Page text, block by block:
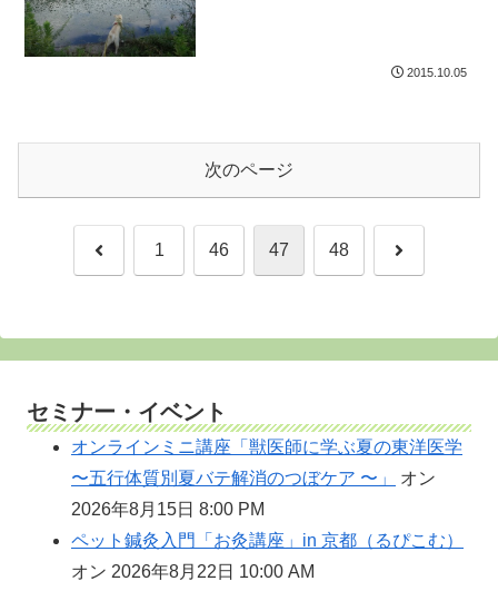
2015.10.05
次のページ
前 1 46 47 48 次
セミナー・イベント
オンラインミニ講座「獣医師に学ぶ夏の東洋医学
〜五行体質別夏バテ解消のつぼケア 〜」
オン
2026年8月15日 8:00 PM
ペット鍼灸入門「お灸講座」in 京都（るぴこむ）
オン 2026年8月22日 10:00 AM